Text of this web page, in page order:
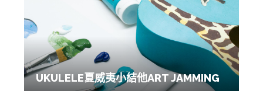
UKULELE夏威夷小結他ART JAMMING